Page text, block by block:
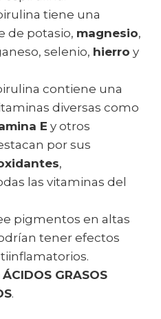
tiene una
de potasio, magnesio,
selenio, hierro y
contiene una
diversas como
E y otros
por sus
,
las vitaminas del
pigmentos en altas
tener efectos
ÁCIDOS GRASOS
.